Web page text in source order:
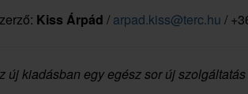
Kiss Árpád / arpad.kiss@terc.hu /
új kiadásban egy egész sor új